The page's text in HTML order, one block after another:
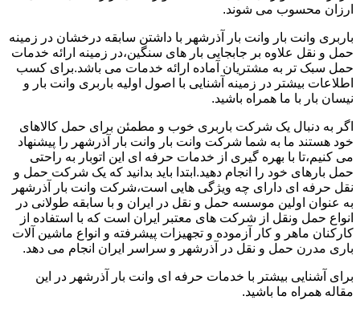
ارزان محسوب می شوند.
باربری وانت بار وانت بار آذرشهر با داشتن سابقه درخشان در زمینه
حمل و نقل علاوه بر جابجایی بار های سنگین،در زمینه ارائه خدمات
حمل سبک تر به مشتریان آماده ارائه خدمات می باشد.برای کسب
اطلاعات بیشتر در زمینه آشنایی با اصول اولیه باربری وانت بار و
نیسان بار با ما همراه باشید.
اگر به دنبال یک شرکت باربری خوب و مطمئن برای حمل کالاهای
خود هستند ما به شما شرکت وانت بار وانت بار آذرشهر را پیشنهاد
می کنیم،تا با بهره گیری از خدمات حرفه ای این اتوبار به راحتی
حمل بارهای خود را انجام دهید.ابتدا باید بدانید که یک شرکت حمل و
نقل حرفه ای دارای چه ویژگی هایی است،شرکت وانت بار آذرشهر
به عنوان اولین موسسه حمل و نقل در ایران و با سابقه طولانی در
انواع حمل ونقل از شرکت های معتبر ایران است که با استفاده از
کارکنان ماهر و کار آزموده و تجهیزات پیشرفته و انواع ماشین آلات
باری مدرن حمل و نقل در آذرشهر و سراسر ایران انجام می دهد.
برای آشنایی بیشتر با خدمات حرفه ای وانت بار آذرشهر در این
مقاله همراه ما باشید.